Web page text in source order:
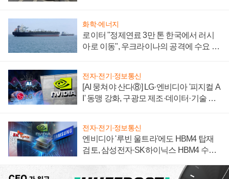
화학·에너지
로이터 "정제연료 3만 톤 한국에서 러시
아로 이동", 우크라이나의 공격에 수요 늘
전자·전기·정보통신
[AI 뭉쳐야 산다⑧] LG·엔비디아 '피지컬 A
I' 동맹 강화, 구광모 제조·데이터·기술 결
전자·전기·정보통신
엔비디아 '루빈 울트라'에도 HBM4 탑재
검토, 삼성전자·SK하이닉스 HBM4 수율